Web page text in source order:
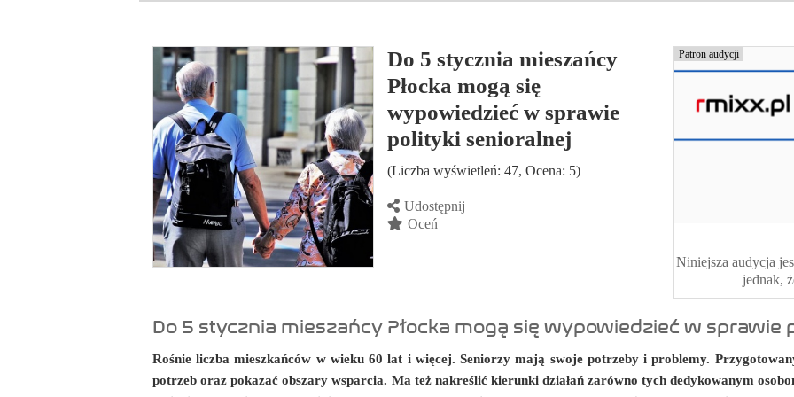
Do 5 stycznia mieszańcy
Płocka mogą się
wypowiedzieć w sprawie
polityki senioralnej
(Liczba wyświetleń: 47, Ocena: 5)
Udostępnij
Oceń
Patron audycji
Niniejsza audycja
jednak,
Do 5 stycznia mieszańcy Płocka mogą się wypowiedzieć w sprawie
Rośnie liczba mieszkańców w wieku 60 lat i więcej. Seniorzy mają swoje potrzeby i problemy.
potrzeb oraz pokazać obszary wsparcia. Ma też nakreślić kierunki działań zarówno tych dedykowanym